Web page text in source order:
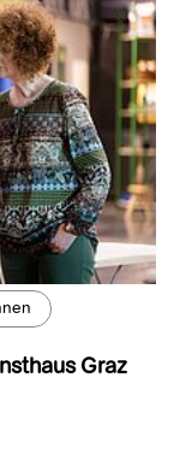
Graz